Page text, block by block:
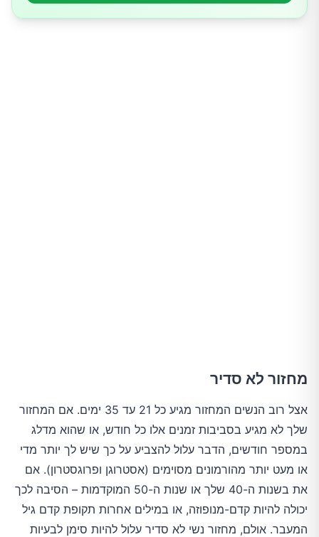
מחזור לא סדיר
אצל רוב הנשים המחזור מגיע כל 21 עד 35 ימים. אם המחזור
שלך לא מגיע בסביבות זמנים אלו כל חודש, או שהוא מדלג
במספר חודשים, הדבר עלול להצביע על כך שיש לך יותר מדי
או מעט יותר מהורמונים מסוימים (אסטרוגן ופרוגסטרון). אם
את בשנות ה-40 שלך או שנות ה-50 המוקדמות – הסיבה לכך
יכולה להיות קדם-מנופוזה, או במילים אחרות תקופת קדם גיל
המעבר. אולם, מחזור נשי לא סדיר עלול להיות סימן לבעיות